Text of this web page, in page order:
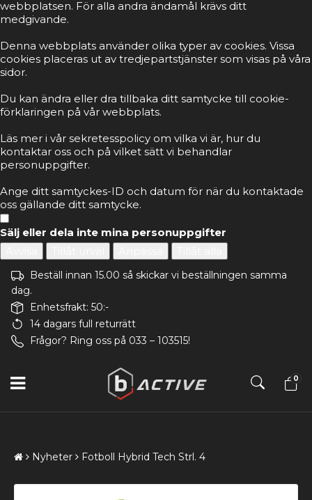
webbplatsen. För alla andra ändamål krävs ditt
medgivande.
Denna webbplats använder olika typer av cookies. Vissa
cookies placeras ut av tredjepartstjänster som visas på våra
sidor.
Du kan ändra eller dra tillbaka ditt samtycke till cookie-
förklaringen på vår webbplats.
Läs mer i vår sekretesspolicy om vilka vi är, hur du
kontaktar oss och på vilket sätt vi behandlar
personuppgifter.
Ange ditt samtyckes-ID och datum för när du kontaktade
oss gällande ditt samtycke.
Sälj eller dela inte mina personuppgifter
Beställ innan 15.00 så skickar vi beställningen samma
dag.
Enhetsfrakt: 50:-
14 dagars full returrätt
Frågor? Ring oss på 033 – 103515!
0
Nyheter Fotboll Hybrid Tech Strl. 4